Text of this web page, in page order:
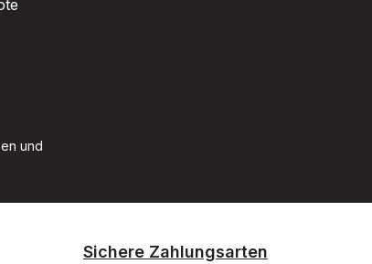
und
Sichere Zahlungsarten